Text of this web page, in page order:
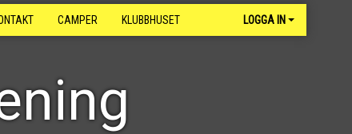
CAMPER KLUBBHUSET LOGGA IN